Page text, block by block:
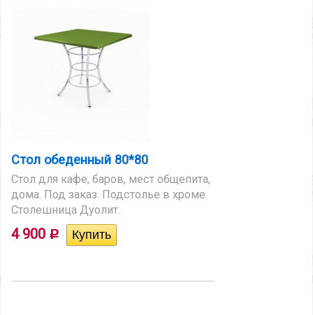
Стол обеденный 80*80
Стол для кафе, баров, мест общепита,
дома. Под заказ. Подстолье в хроме.
Столешница Дуолит.
4 900 Р